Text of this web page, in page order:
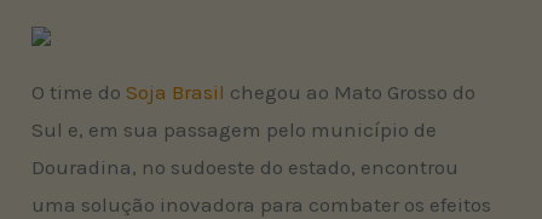
O time do Soja Brasil chegou ao Mato Grosso do
Sul e, em sua passagem pelo município de
Douradina, no sudoeste do estado, encontrou
uma solução inovadora para combater os efeitos